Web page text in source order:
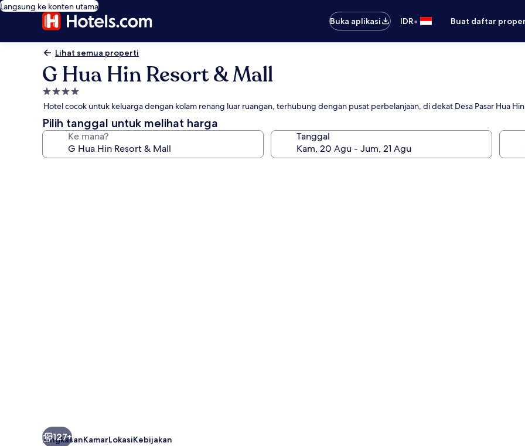
Langsung ke konten utama
Buka aplikasi
IDR• Buat daftar
Lihat semua properti
G Hua Hin Resort & Mall
Properti
bintang
4.0
Hotel cocok untuk keluarga dengan kolam renang luar ruangan, terhubung dengan pusat perbelanjaan, di dekat Desa Pasar Hua Hin
Pilih tanggal untuk melihat harga
Ke mana? Tanggal
127+
RingkasanKamarLokasiKebijakan